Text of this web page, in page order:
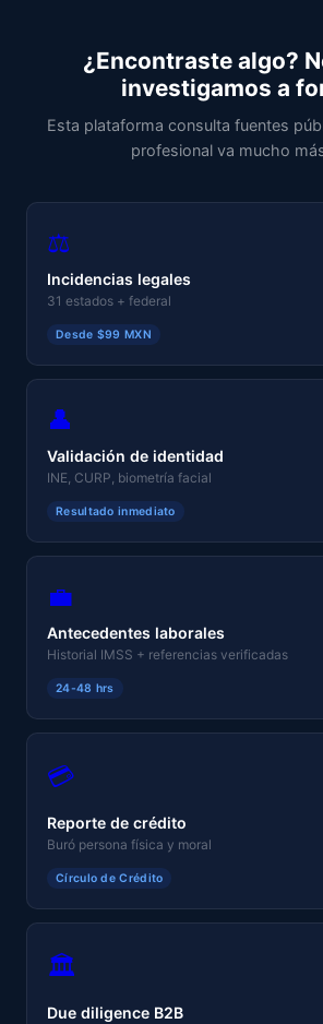
¿Encontraste algo?
investigamos a
Esta plataforma consulta fuentes
profesional va mucho
⚖️
Incidencias legales
31 estados + federal
Desde $99 MXN
👤
Validación de identidad
INE, CURP, biometría facial
Resultado inmediato
💼
Antecedentes laborales
Historial IMSS + referencias verificadas
24-48 hrs
💳
Reporte de crédito
Buró persona física y moral
Círculo de Crédito
🏛️
Due diligence B2B